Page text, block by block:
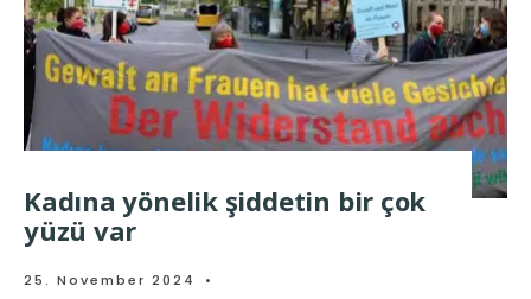
Kadına yönelik şiddetin bir çok
yüzü var
25. November 2024 •